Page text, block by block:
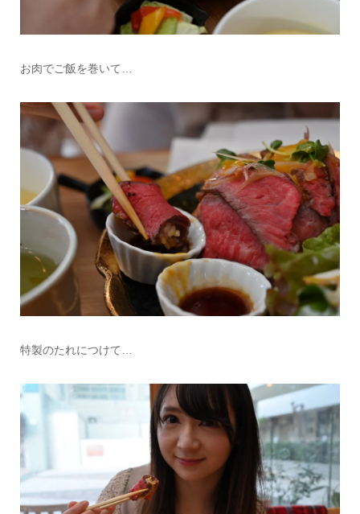
お肉でご飯を巻いて…
特製のたれにつけて…